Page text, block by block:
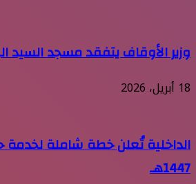
وزير الأوقاف يتفقد مسجد السيد
18 أبريل، 2026
الداخلية تُعلن خطة شاملة
1447هـ